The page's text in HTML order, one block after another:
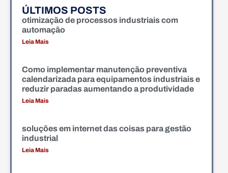
ÚLTIMOS POSTS
otimização de processos industriais com
automação
Leia Mais
Como implementar manutenção preventiva
calendarizada para equipamentos industriais e
reduzir paradas aumentando a produtividade
Leia Mais
soluções em internet das coisas para gestão
industrial
Leia Mais